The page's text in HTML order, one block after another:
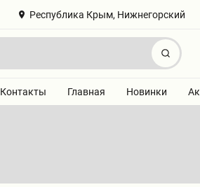
Республика Крым, Нижнегорский
Найти
Контакты Главная Новинки